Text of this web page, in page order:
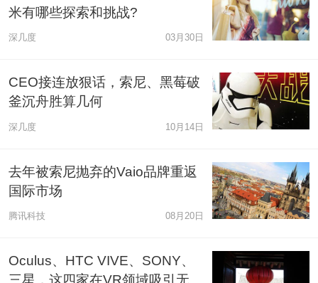
米有哪些探索和挑战?
深几度 03月30日
CEO接连放狠话，索尼、黑莓破
釜沉舟胜算几何
深几度 10月14日
去年被索尼抛弃的Vaio品牌重返
国际市场
腾讯科技 08月20日
Oculus、HTC VIVE、SONY、
三星，这四家在VR领域吸引无数